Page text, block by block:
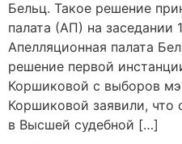
Бельц. Такое решение
палата (АП) на заседании
Апелляционная палата
решение первой
Коршиковой с выборов
Коршиковой заявили, что
в Высшей судебной […]